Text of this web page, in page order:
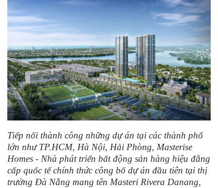
Tiếp nối thành công những dự án tại các thành phố
lớn như TP.HCM, Hà Nội, Hải Phòng, Masterise
Homes - Nhà phát triển bất động sản hàng hiệu đẳng
cấp quốc tế chính thức công bố dự án đầu tiên tại thị
trường Đà Nẵng mang tên Masteri Rivera Danang,